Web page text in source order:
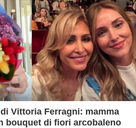
Vittoria Ferragni: mamma
bouquet di fiori arcobaleno